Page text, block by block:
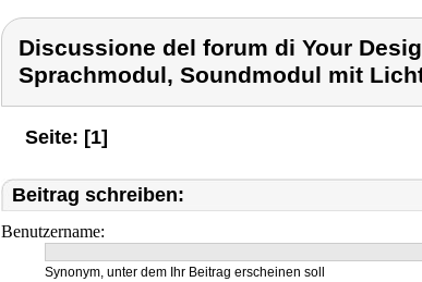
Discussione del forum di Your
Sprachmodul, Soundmodul mit
Seite: [1]
Beitrag schreiben:
Benutzername:
Synonym, unter dem Ihr Beitrag erscheinen soll